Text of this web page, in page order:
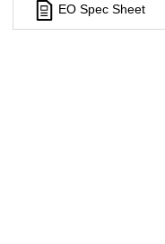
EO Spec Sheet